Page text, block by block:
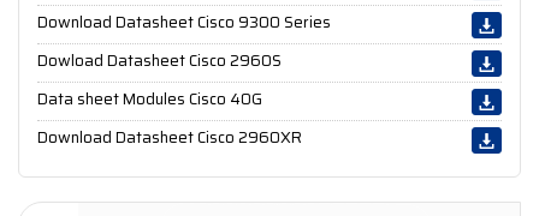
Download Datasheet Cisco 9300 Series
Dowload Datasheet Cisco 2960S
Data sheet Modules Cisco 40G
Download Datasheet Cisco 2960XR